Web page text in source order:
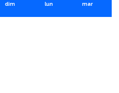
dim lun mar